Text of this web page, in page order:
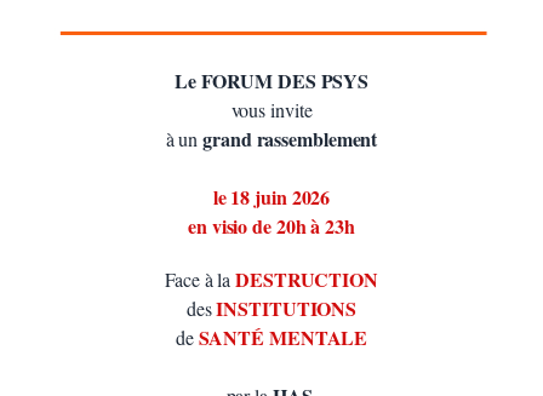
Le FORUM DES PSYS
vous invite
à ungrand rassemblement
le 18 juin 2026
en visio de 20h à 23h
Face à laDESTRUCTION
desINSTITUTIONS
deSANTÉ MENTALE